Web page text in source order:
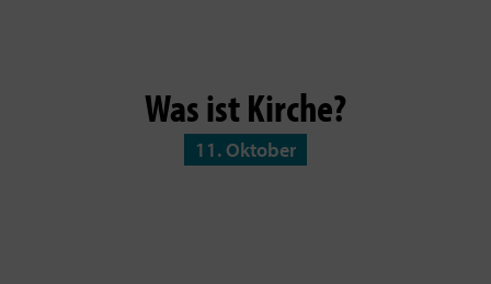
Was ist Kirche?
11. Oktober